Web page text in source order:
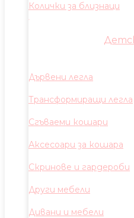
Колички за близнаци
Дървени легла
Трансформиращи легла
Сгъваеми кошари
Аксесоари за кошара
Скринове и гардероби
Други мебели
Дивани и мебели